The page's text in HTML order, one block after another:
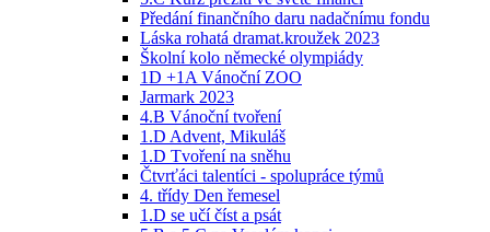
Předání finančního daru nadačnímu fondu
Láska rohatá dramat.kroužek 2023
Školní kolo německé olympiády
1D +1A Vánoční ZOO
Jarmark 2023
4.B Vánoční tvoření
1.D Advent, Mikuláš
1.D Tvoření na sněhu
Čtvrťáci talentíci - spolupráce týmů
4. třídy Den řemesel
1.D se učí číst a psát